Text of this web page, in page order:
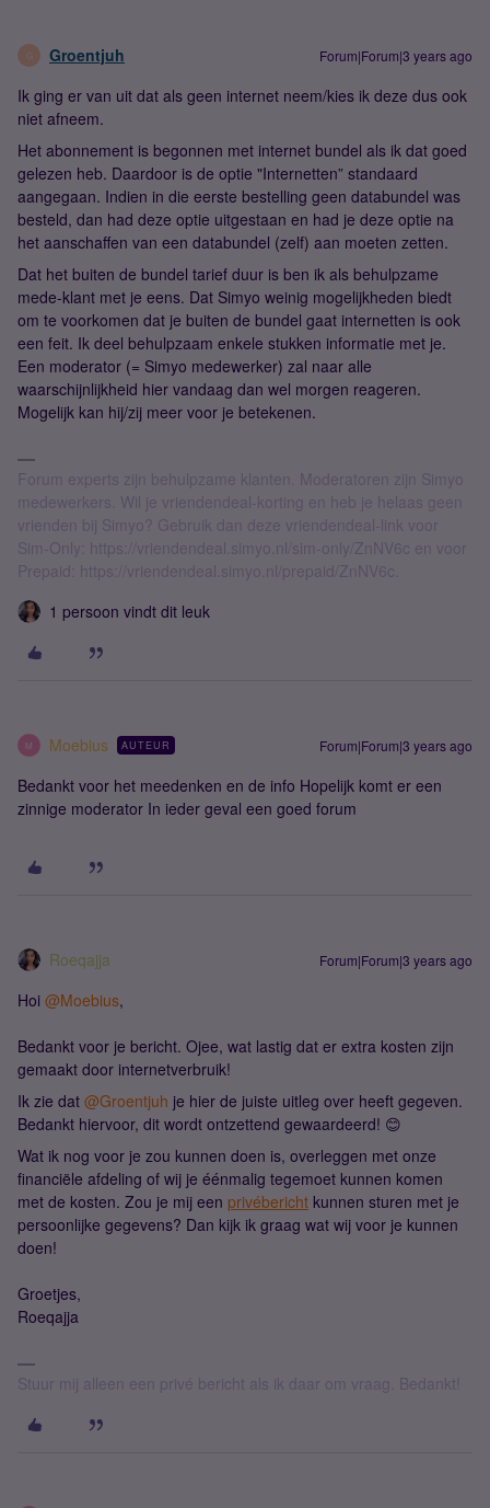
G Groentjuh Forum|Forum|3 years ago
Ik ging er van uit dat als geen internet neem/kies ik deze dus ook
niet afneem.
Het abonnement is begonnen met internet bundel als ik dat goed
gelezen heb. Daardoor is de optie "Internetten” standaard
aangegaan. Indien in die eerste bestelling geen databundel was
besteld, dan had deze optie uitgestaan en had je deze optie na
het aanschaffen van een databundel (zelf) aan moeten zetten.
Dat het buiten de bundel tarief duur is ben ik als behulpzame
mede-klant met je eens. Dat Simyo weinig mogelijkheden biedt
om te voorkomen dat je buiten de bundel gaat internetten is ook
een feit. Ik deel behulpzaam enkele stukken informatie met je.
Een moderator (= Simyo medewerker) zal naar alle
waarschijnlijkheid hier vandaag dan wel morgen reageren.
Mogelijk kan hij/zij meer voor je betekenen.
Forum experts zijn behulpzame klanten. Moderatoren zijn Simyo
medewerkers. Wil je vriendendeal-korting en heb je helaas geen
vrienden bij Simyo? Gebruik dan deze vriendendeal-link voor
Sim-Only: https://vriendendeal.simyo.nl/sim-only/ZnNV6c en voor
Prepaid: https://vriendendeal.simyo.nl/prepaid/ZnNV6c.
1 persoon vindt dit leuk
M Moebius AUTEUR Forum|Forum|3 years ago
Bedankt voor het meedenken en de info Hopelijk komt er een
zinnige moderator In ieder geval een goed forum
Roeqajja Forum|Forum|3 years ago
Hoi @Moebius,
Bedankt voor je bericht. Ojee, wat lastig dat er extra kosten zijn
gemaakt door internetverbruik!
Ik zie dat @Groentjuh je hier de juiste uitleg over heeft gegeven.
Bedankt hiervoor, dit wordt ontzettend gewaardeerd! 😊
Wat ik nog voor je zou kunnen doen is, overleggen met onze
financiële afdeling of wij je éénmalig tegemoet kunnen komen
met de kosten. Zou je mij een privébericht kunnen sturen met je
persoonlijke gegevens? Dan kijk ik graag wat wij voor je kunnen
doen!
Groetjes,
Roeqajja
Stuur mij alleen een privé bericht als ik daar om vraag. Bedankt!